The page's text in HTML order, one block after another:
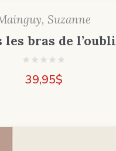
Suzanne
les bras de l’oubli
39,95$